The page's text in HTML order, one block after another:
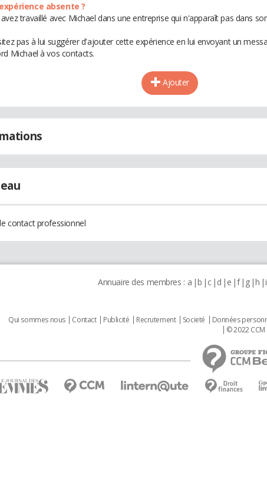
absente ?
travaillé avec Michael dans une entreprise qui n'apparaît pas dans
pas à lui suggérer d'ajouter cette expérience en lui envoyant un
Michael à vos contacts.
Ajouter
contact professionnel
Annuaire des membres : a b c d e f g h i
Qui sommes nous Contact Publicité Recrutement Societé Données
© 2022